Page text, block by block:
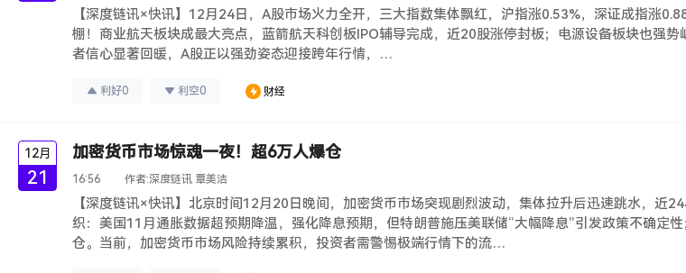
【深度链讯×快讯】12月24日，A股市场火力全开，三大指数集体飘红，沪指涨0.53%，深证成指涨
棚！商业航天板块成最大亮点，蓝箭航天科创板IPO辅导完成，近20股涨停封板；电源设备板块也强
者信心显著回暖，A股正以强劲姿态迎接跨年行情，…
利好0 利空0 财经
12月
21
加密货币市场惊魂一夜！超6万人爆仓
16:56 作者:深度链讯 覃美洁
【深度链讯×快讯】北京时间12月20日晚间，加密货币市场突现剧烈波动，集体拉升后迅速跳水，
织：美国11月通胀数据超预期降温，强化降息预期，但特朗普施压美联储“大幅降息”引发政策不确定
仓。当前，加密货币市场风险持续累积，投资者需警惕极端行情下的流…